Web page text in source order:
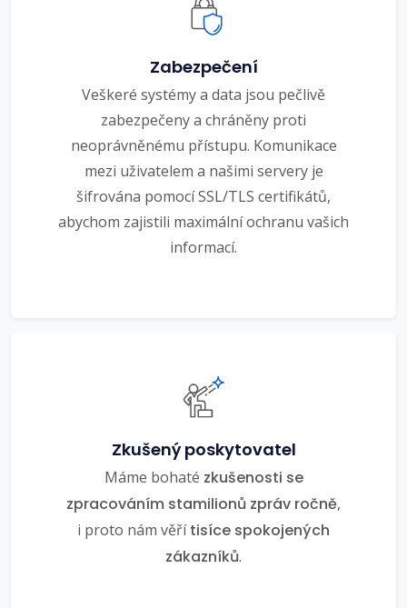
Zabezpečení
Veškeré systémy a data jsou pečlivě
zabezpečeny a chráněny proti
neoprávněnému přístupu. Komunikace
mezi uživatelem a našimi servery je
šifrována pomocí SSL/TLS certifikátů,
abychom zajistili maximální ochranu vašich
informací.
Zkušený poskytovatel
Máme bohaté zkušenosti se
zpracováním stamilionů zpráv ročně,
i proto nám věřítisíce spokojených
zákazníků.